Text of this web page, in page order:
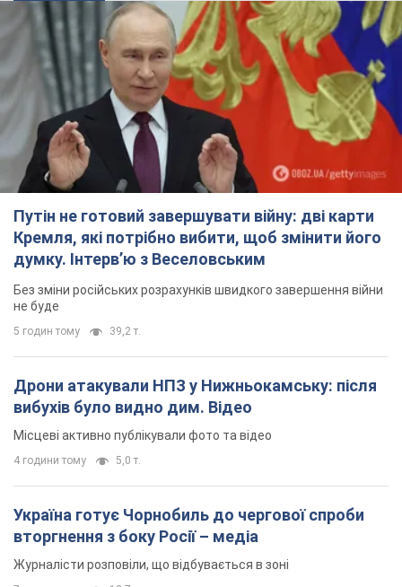
Путін не готовий завершувати війну: дві карти
Кремля, які потрібно вибити, щоб змінити його
думку. Інтерв’ю з Веселовським
Без зміни російських розрахунків швидкого завершення війни
не буде
5 годин тому 39,2 т.
Дрони атакували НПЗ у Нижньокамську: після
вибухів було видно дим. Відео
Місцеві активно публікували фото та відео
4 години тому 5,0 т.
Україна готує Чорнобиль до чергової спроби
вторгнення з боку Росії – медіа
Журналісти розповіли, що відбувається в зоні